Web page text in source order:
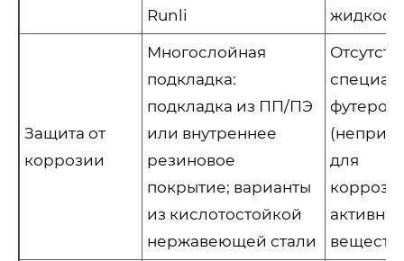
Runli
Защита от
коррозии
Многослойная
подкладка:
подкладка из ПП/ПЭ
или внутреннее
резиновое
покрытие; варианты
из кислотостойкой
нержавеющей стали
для
активных
веществ)